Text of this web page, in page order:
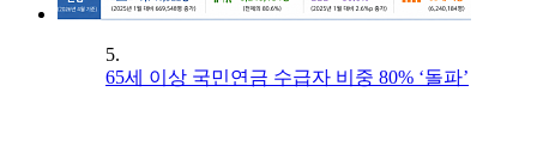
5.
65세 이상 국민연금 수급자 비중 80% ‘돌파’